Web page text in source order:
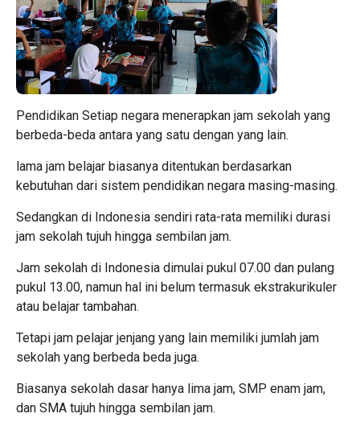
Pendidikan Setiap negara menerapkan jam sekolah yang
berbeda-beda antara yang satu dengan yang lain.
lama jam belajar biasanya ditentukan berdasarkan
kebutuhan dari sistem pendidikan negara masing-masing.
Sedangkan di Indonesia sendiri rata-rata memiliki durasi
jam sekolah tujuh hingga sembilan jam.
Jam sekolah di Indonesia dimulai pukul 07.00 dan pulang
pukul 13.00, namun hal ini belum termasuk ekstrakurikuler
atau belajar tambahan.
Tetapi jam pelajar jenjang yang lain memiliki jumlah jam
sekolah yang berbeda beda juga.
Biasanya sekolah dasar hanya lima jam, SMP enam jam,
dan SMA tujuh hingga sembilan jam.